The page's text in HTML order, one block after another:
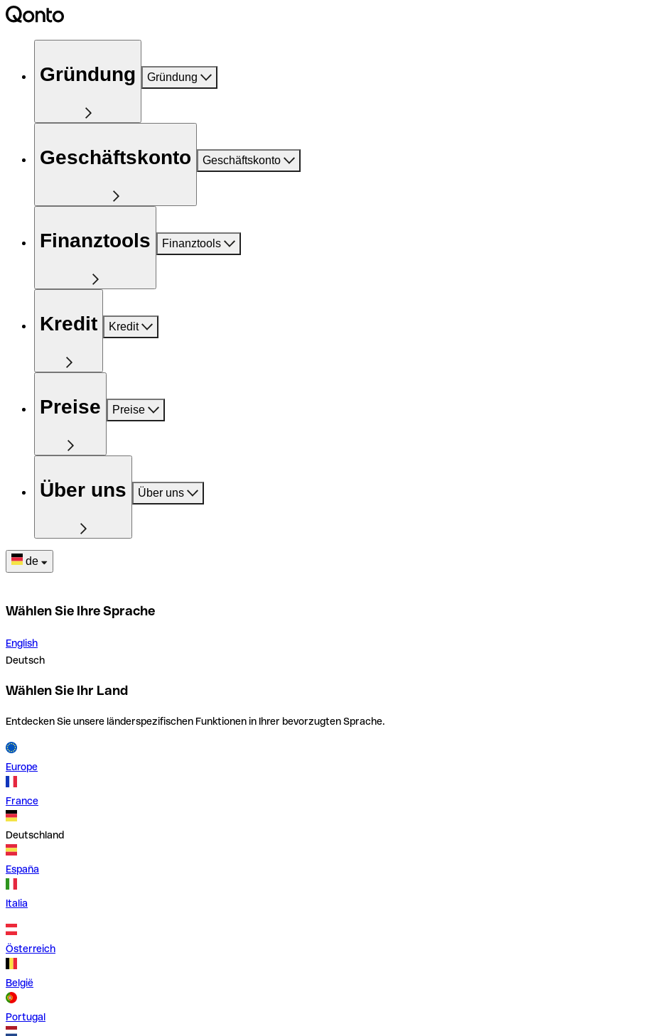
Gründung Gründung
Geschäftskonto Geschäftskonto
Finanztools Finanztools
Kredit Kredit
Preise Preise
Über uns Über uns
de
Wählen Sie Ihre Sprache
English
Deutsch
Wählen Sie Ihr Land
Entdecken Sie unsere länderspezifischen Funktionen in Ihrer bevorzugten Sprache.
Europe
France
Deutschland
España
Italia
Österreich
België
Portugal